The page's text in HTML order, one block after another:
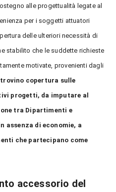
alle progettualità legate al
per i soggetti attuatori
delle ulteriori necessità di
stabilito che le suddette richieste
motivate, provenienti dagli
trovino copertura sulle
progetti, da imputare al
tra Dipartimenti e
assenza di economie, a
che partecipano come
accessorio del